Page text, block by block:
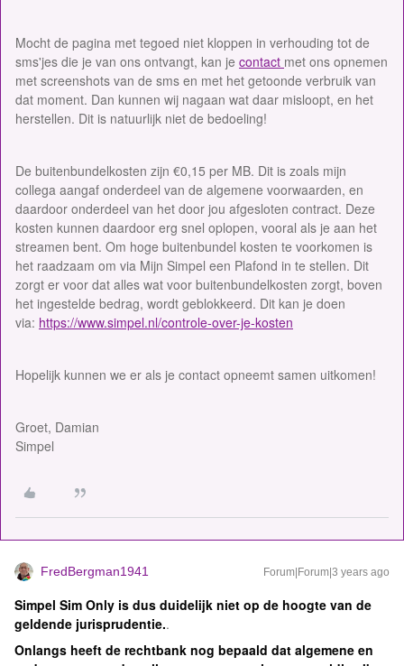
Mocht de pagina met tegoed niet kloppen in verhouding tot de
sms'jes die je van ons ontvangt, kan je contact met ons opnemen
met screenshots van de sms en met het getoonde verbruik van
dat moment. Dan kunnen wij nagaan wat daar misloopt, en het
herstellen. Dit is natuurlijk niet de bedoeling!
De buitenbundelkosten zijn €0,15 per MB. Dit is zoals mijn
collega aangaf onderdeel van de algemene voorwaarden, en
daardoor onderdeel van het door jou afgesloten contract. Deze
kosten kunnen daardoor erg snel oplopen, vooral als je aan het
streamen bent. Om hoge buitenbundel kosten te voorkomen is
het raadzaam om via Mijn Simpel een Plafond in te stellen. Dit
zorgt er voor dat alles wat voor buitenbundelkosten zorgt, boven
het ingestelde bedrag, wordt geblokkeerd. Dit kan je doen
via: https://www.simpel.nl/controle-over-je-kosten
Hopelijk kunnen we er als je contact opneemt samen uitkomen!
Groet, Damian
Simpel
FredBergman1941 Forum|Forum|3 years ago
Simpel Sim Only is dus duidelijk niet op de hoogte van de
geldende jurisprudentie..
Onlangs heeft de rechtbank nog bepaald dat algemene en